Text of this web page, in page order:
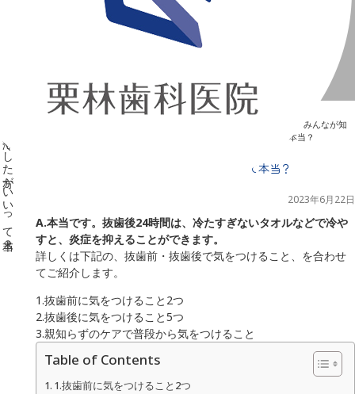
千葉県の新浦安にある歯医者｜Q.親知らず抜歯後は冷やした方がいいって本当？ Q.親知らず抜歯後は冷やした方がいいって本当？
みんなが知
Q.親知らず抜歯後は冷やした方がいいって本当？
Q.親知らず抜歯後は冷やした方がいいって本当？
2023年6月22日
A.本当です。抜歯後24時間は、冷たすぎないタオルなどで冷や
すと、炎症を抑えることができます。
詳しくは下記の、抜歯前・抜歯後で気をつけること、を合わせ
てご紹介します。
1.抜歯前に気をつけること2つ
2.抜歯後に気をつけること5つ
3.親知らずのケアで普段から気をつけること
Table of Contents
1.抜歯前に気をつけること2つ